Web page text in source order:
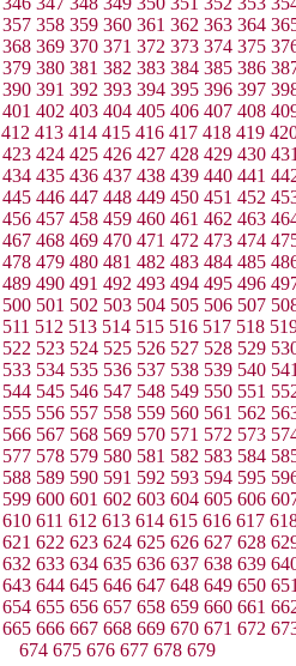
357 358 359 360 361 362 363 364
368 369 370 371 372 373 374 375
379 380 381 382 383 384 385 386
390 391 392 393 394 395 396 397
401 402 403 404 405 406 407 408
412 413 414 415 416 417 418 419
423 424 425 426 427 428 429 430
434 435 436 437 438 439 440 441
445 446 447 448 449 450 451 452
456 457 458 459 460 461 462 463
467 468 469 470 471 472 473 474
478 479 480 481 482 483 484 485
489 490 491 492 493 494 495 496
500 501 502 503 504 505 506 507
511 512 513 514 515 516 517 518
522 523 524 525 526 527 528 529
533 534 535 536 537 538 539 540
544 545 546 547 548 549 550 551
555 556 557 558 559 560 561 562
566 567 568 569 570 571 572 573
577 578 579 580 581 582 583 584
588 589 590 591 592 593 594 595
599 600 601 602 603 604 605 606
610 611 612 613 614 615 616 617
621 622 623 624 625 626 627 628
632 633 634 635 636 637 638 639
643 644 645 646 647 648 649 650
654 655 656 657 658 659 660 661
665 666 667 668 669 670 671 672
674 675 676 677 678 679